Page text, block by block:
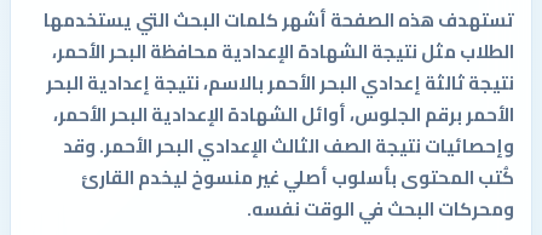
تستهدف هذه الصفحة أشهر كلمات البحث التي يستخدمها
الطلاب مثل نتيجة الشهادة الإعدادية محافظة البحر الأحمر،
نتيجة ثالثة إعدادي البحر الأحمر بالاسم، نتيجة إعدادية البحر
الأحمر برقم الجلوس، أوائل الشهادة الإعدادية البحر الأحمر،
وإحصائيات نتيجة الصف الثالث الإعدادي البحر الأحمر. وقد
كُتب المحتوى بأسلوب أصلي غير منسوخ ليخدم القارئ
ومحركات البحث في الوقت نفسه.